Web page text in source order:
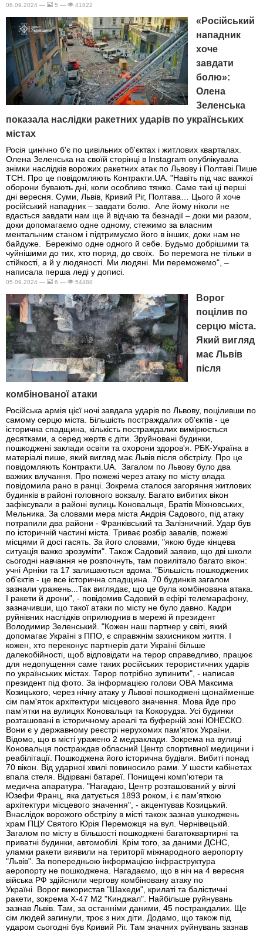
06.09.2024 — 5 — 41822
«Російський
нападник
хоче
завдати
болю»:
Олена
Зеленська
показала наслідки ракетних ударів по українських
містах
Росія цинічно б'є по цивільних об'єктах і житлових кварталах.
Олена Зеленська на своїй сторінці в Instagram опублікувала
знімки наслідків ворожих ракетних атак по Львову і Полтаві.Пише
ТСН. Про це повідомляють Контракти.UA. "Навіть під час важкої
оборони бувають дні, коли особливо тяжко. Саме такі ці перші
дні вересня. Суми, Львів, Кривий Ріг, Полтава… Цього й хоче
російський нападник – завдати болю. Але йому ніколи не
вдасться завдати нам ще й відчаю та безнадії – доки ми разом,
доки допомагаємо одне одному, стежимо за власним
ментальним станом і підтримуємо його в інших, доки нам не
байдуже. Бережімо одне одного й себе. Будьмо добрішими та
чуйнішими до тих, хто поряд, до своїх. Бо перемога не тільки в
стійкості, а й у людяності. Ми людяні. Ми переможемо", –
написала перша леді у дописі.
05.09.2024 — 6 — 54488
Ворог
поцілив по
серцю міста.
Який вигляд
має Львів
після
комбінованої атаки
Російська армія цієї ночі завдала ударів по Львову, поціливши по
самому серцю міста. Більшість постраждалих об'єктів - це
історична спадщина, кількість постраждалих вимірюється
десятками, а серед жертв є діти. Зруйновані будинки,
пошкоджені заклади освіти та охорони здоров'я. РБК-Україна в
матеріалі пише, який вигляд має Львів після обстрілу. Про це
повідомляють Контракти.UA. Загалом по Львову було два
важких влучання. Про пожежі через атаку по місту влада
повідомила рано в ранці. Зокрема сталося загоряння житлових
будинків в районі головного вокзалу. Багато вибитих вікон
зафіксували в районі вулиць Коновальця, Братів Міхновських,
Мельника. За словами мера міста Андрія Садового, під атаку
потрапили два райони - Франківський та Залізничний. Удар був
по історичній частині міста. Триває розбір завалів, пожежі
місцями й досі гасять. За його словами, "якою буде кінцева
ситуація важко зрозуміти". Також Садовий заявив, що дві школи
сьогодні навчання не розпочнуть, там повилітало багато вікон:
учні Арніки та 17 залишаються вдома. "Більшість пошкоджених
об'єктів - це все історична спадщина. 70 будинків загалом
зазнали уражень...Так виглядає, що це була комбінована атака.
І ракети й дрони", - повідомив Садовий в ефірі телемарафону,
зазначивши, що такої атаки по місту не було давно. Кадри
руйнівних наслідків оприлюднив в мережі й президент
Володимир Зеленський. "Кожен наш партнер у світі, який
допомагає Україні з ППО, є справжнім захисником життя. І
кожен, хто переконує партнерів дати Україні більше
далекобійності, щоб відповідати на терор справедливо, працює
для недопущення саме таких російських терористичних ударів
по українських містах. Терор потрібно зупинити", - написав
президент під фото. За інформацією голови ОВА Максима
Козицького, через нічну атаку у Львові пошкоджені щонайменше
сім пам'яток архітектури місцевого значення. Мова йде про
памʼятки на вулицях Коновальця та Кокорудза. Усі будинки
розташовані в історичному ареалі та буферній зоні ЮНЕСКО.
Вони є у державному реєстрі нерухомих пам’яток України.
Відомо, що в місті уражено 2 медзаклади. Зокрема на вулиці
Коновальця постраждав обласний Центр спортивної медицини і
реабілітації. Пошкоджена його історична будівля. Вибиті понад
70 вікон. Від ударної хвилі повиносило рами. У шести кабінетах
впала стеля. Відірвані батареї. Понищені компʼютери та
медична апаратура. "Нагадаю, Центр розташований у віллі
Юзефи Франц, яка датується 1893 роком, і є памʼяткою
архітектури місцевого значення", - акцентував Козицький.
Внаслідок ворожого обстрілу в місті також зазнав ушкоджень
храм ПЦУ Святого Юрія Переможця на вул. Чернівецькій.
Загалом по місту в більшості пошкоджені багатоквартирні та
приватні будинки, автомобілі. Крім того, за даними ДСНС,
уламки ракети виявили на території міжнародного аеропорту
"Львів". За попередньою інформацією інфраструктура
аеропорту не пошкоджена. Нагадаємо, що в ніч на 4 вересня
війська РФ здійснили чергову комбіновану атаку по
Україні. Ворог використав "Шахеди", крилаті та балістичні
ракети, зокрема Х-47 М2 "Кинджал". Найбільше руйнувань
зазнав Львів. Там, за останніми даними, 45 постраждалих. Ще
сім людей загинули, троє з них діти. Додамо, що також під
ударом сьогодні був Кривий Ріг. Там значних руйнувань зазнав